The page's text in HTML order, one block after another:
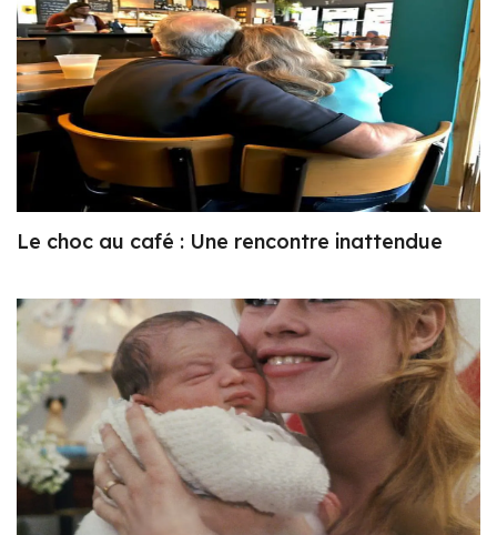
Le choc au café : Une rencontre inattendue